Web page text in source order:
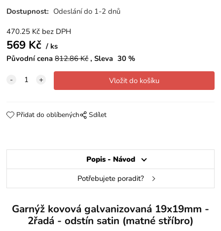
Dostupnost: Odeslání do 1-2 dnů
470.25 Kč bez DPH
569 Kč
ks
Původní cena 812.86Kč Sleva 30 %
Přidat do oblíbených Sdílet
Popis - Návod
Potřebujete poradit?
Garnýž kovová galvanizovaná 19x19mm -
2řadá - odstín satin (matné stříbro)